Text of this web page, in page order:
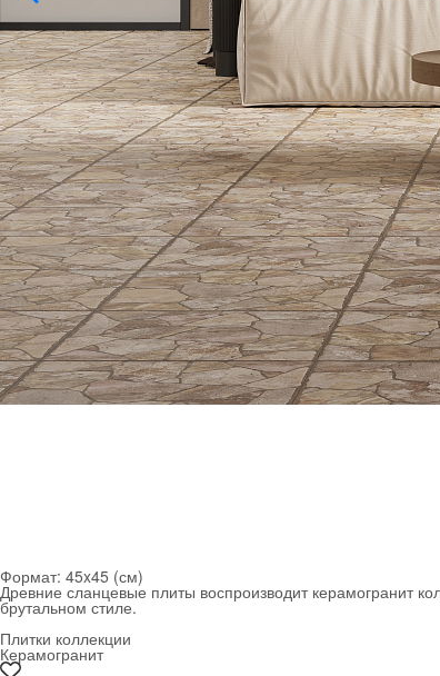
Формат: 45x45 (см)
Древние сланцевые плиты воспроизводит керамогранит
брутальном стиле.
Плитки коллекции
Керамогранит